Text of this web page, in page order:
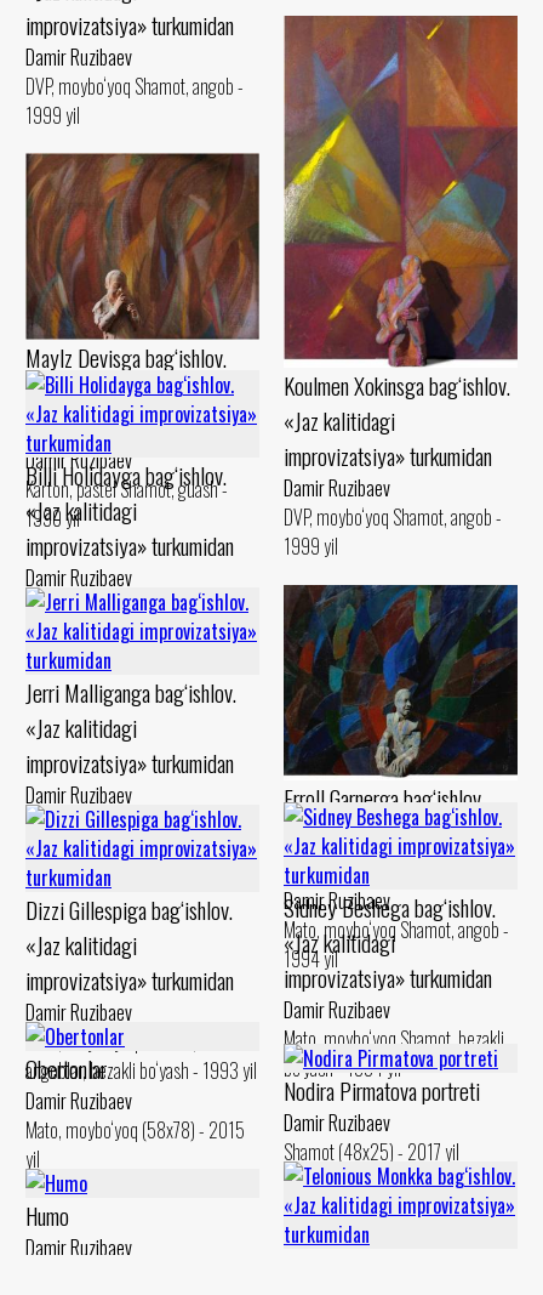
improvizatsiya» turkumidan
Damir Ruzibaev
DVP, moybo‘yoq Shamot, angob -
1999 yil
Koulmen Xokinsga bag‘ishlov.
«Jaz kalitidagi
improvizatsiya» turkumidan
Damir Ruzibaev
DVP, moybo‘yoq Shamot, angob -
1999 yil
Maylz Devisga bag‘ishlov.
«Jaz kalitidagi
improvizatsiya» turkumidan
Damir Ruzibaev
Karton, pastel Shamot, guash -
1990 yil
Billi Holidayga bag‘ishlov.
«Jaz kalitidagi
improvizatsiya» turkumidan
Damir Ruzibaev
Mato, moybo‘yoq Shamot, angob -
1999 yil
Erroll Garnerga bag‘ishlov.
«Jaz kalitidagi
improvizatsiya» turkumidan
Damir Ruzibaev
Mato, moybo‘yoq Shamot, angob -
1994 yil
Jerri Malliganga bag‘ishlov.
«Jaz kalitidagi
improvizatsiya» turkumidan
Damir Ruzibaev
Karton, levkas Shamot, angob -
1994 yil
Sidney Beshega bag‘ishlov.
«Jaz kalitidagi
improvizatsiya» turkumidan
Damir Ruzibaev
Mato, moybo‘yoq Shamot, bezakli
bo‘yash - 1994 yil
Dizzi Gillespiga bag‘ishlov.
«Jaz kalitidagi
improvizatsiya» turkumidan
Damir Ruzibaev
Mato, moybo‘yoq Shamot,
angoblar, bezakli bo‘yash - 1993 yil
Obertonlar
Damir Ruzibaev
Mato, moybo‘yoq (58x78) - 2015
yil
Nodira Pirmatova portreti
Damir Ruzibaev
Shamot (48x25) - 2017 yil
Humo
Damir Ruzibaev